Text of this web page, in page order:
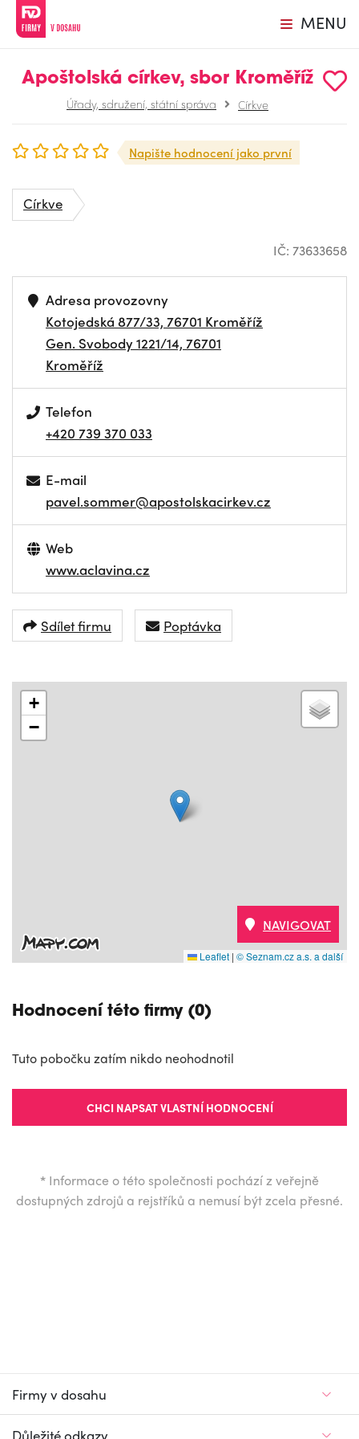
MENU
Apoštolská církev, sbor Kroměříž
Úřady, sdružení, státní správa Církve
Napište hodnocení jako první
Církve
IČ: 73633658
Adresa provozovny
Kotojedská 877/33, 76701 Kroměříž
Gen. Svobody 1221/14, 76701
Kroměříž
Telefon
+420 739 370 033
E-mail
pavel.sommer@apostolskacirkev.cz
Web
www.aclavina.cz
Sdílet firmu Poptávka
+
−
Leaflet | © Seznam.cz a.s. a další
NAVIGOVAT
Hodnocení této firmy (0)
Tuto pobočku zatím nikdo neohodnotil
CHCI NAPSAT VLASTNÍ HODNOCENÍ
* Informace o této společnosti pochází z veřejně
dostupných zdrojů a rejstříků a nemusí být zcela přesné.
Firmy v dosahu
Důležité odkazy